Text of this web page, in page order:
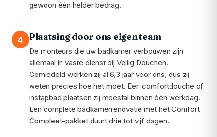
gewoon één helder bedrag.
4 Plaatsing door ons eigen team
De monteurs die uw badkamer verbouwen zijn
allemaal in vaste dienst bij Veilig Douchen.
Gemiddeld werken zij al 6,3 jaar voor ons, dus zij
weten precies hoe het moet. Een comfortdouche of
instapbad plaatsen zij meestal binnen één werkdag.
Een complete badkamerrenovatie met het Comfort
Compleet-pakket duurt drie tot vijf dagen.